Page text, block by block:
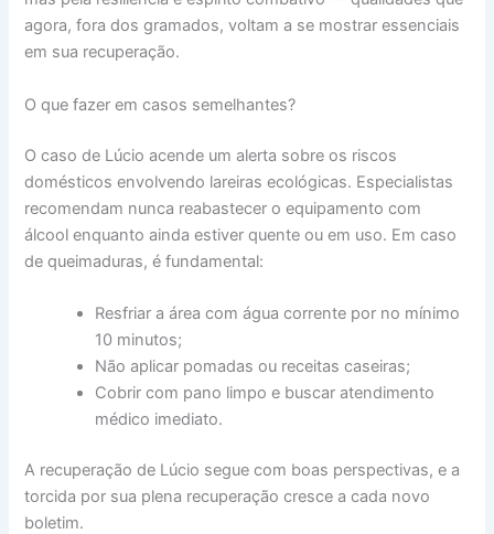
agora, fora dos gramados, voltam a se mostrar essenciais
em sua recuperação.
O que fazer em casos semelhantes?
O caso de Lúcio acende um alerta sobre os riscos
domésticos envolvendo lareiras ecológicas. Especialistas
recomendam nunca reabastecer o equipamento com
álcool enquanto ainda estiver quente ou em uso. Em caso
de queimaduras, é fundamental:
Resfriar a área com água corrente por no mínimo
10 minutos;
Não aplicar pomadas ou receitas caseiras;
Cobrir com pano limpo e buscar atendimento
médico imediato.
A recuperação de Lúcio segue com boas perspectivas, e a
torcida por sua plena recuperação cresce a cada novo
boletim.